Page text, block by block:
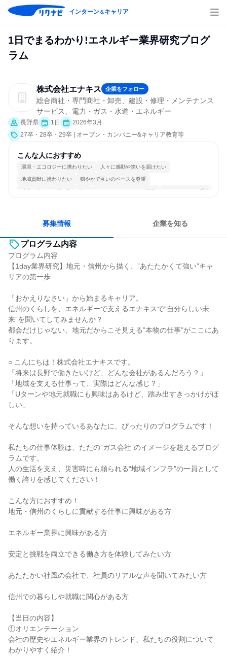
インターン＆キャリア
1日でまるわかり!エネルギー業界研究プログ
ラム
株式会社エナキス 企業をフォロー
総合商社・専門商社・卸売、建設・修理・メンテナンス
サービス、電力・ガス・水道・エネルギー
長野県 1日
2026年3月
27卒・28卒・29卒 | オープン・カンパニー&キャリア教育等
こんな人におすすめ
環境・エコロジーに携わりたい 人々に感動や笑いを届けたい
地域貢献に携わりたい 穏やかで互いのペースを尊重
情熱を持って仕事に取り組む コミュニケーションが活発 チームワークを重視
募集情報 企業を知る
プログラム内容
プログラム内容
【1day業界研究】地元・信州から描く、”あたたかくて強い”キャ
リアの第一歩
「おかえりなさい」から始まるキャリア。
信州のくらしを、エネルギーで支えるエナキスで“自分らしい未
来”を聞いてしてみませんか？
都会だけじゃない、地元だからこそ見える”本物の仕事”がここにあ
ります。
○ こんにちは！株式会社エナキスです。
「将来は長野で働きたいけど、どんな会社があるんだろう？」
「地域を支える仕事って、実際はどんな感じ？」
「Uターンや地元就職にも興味はあるけど、踏み出すきっかけがほ
しい」
そんな想いを持っているあなたに、ぴったりのプログラムです！
私たちの仕事体験は、ただの”ガス会社”のイメージを超えるプログ
ラムです。
人の生活を支え、災害時にも頼られる“地域インフラ”の一員として
働く誇りを感じてください！
こんな方におすすめ！
地元・信州のくらしに貢献する仕事に興味がある方
エネルギー業界に興味がある方
安定と挑戦を両立できる働き方を体験してみたい方
あたたかい社風の会社で、社員のリアルな声を聞いてみたい方
信州での暮らしや就職に関心がある方
【当日の内容】
①オリエンテーション
会社の歴史やエネルギー業界のトレンド、私たちの役割について
わかりやすく紹介！